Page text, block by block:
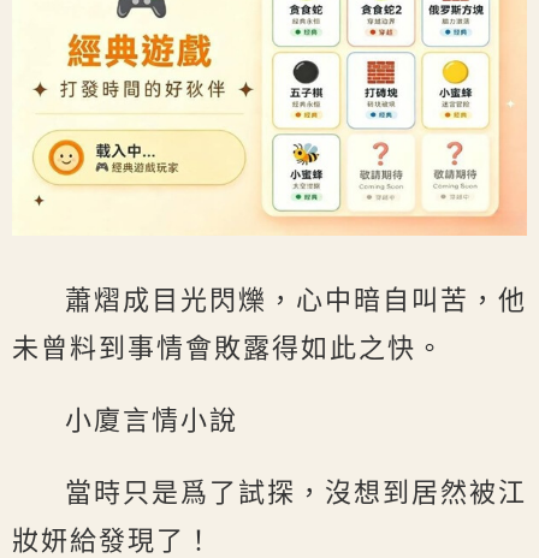
蕭熠成目光閃爍，心中暗自叫苦，他
未曾料到事情會敗露得如此之快。
小廈言情小說
當時只是爲了試探，沒想到居然被江
妝妍給發現了！